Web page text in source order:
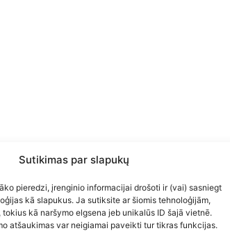
Sutikimas par slapukų
pieredzi, įrenginio informacijai drošoti ir (vai) sasniegt
kā slapukus. Ja sutiksite ar šiomis tehnoloģijām,
kā naršymo elgsena jeb unikalūs ID šajā vietnē.
atšaukimas var neigiamai paveikti tur tikras funkcijas.
integrētu šķidrās fāzes filtru.
jānomaina, reģenerējot iztvaicētāju.
sistēmās - ceturtās paaudzes gāzes